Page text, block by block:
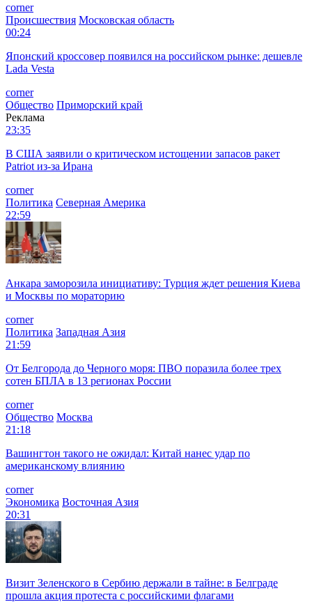
corner
Происшествия Московская область
00:24
Японский кроссовер появился на российском рынке: дешевле
Lada Vesta
corner
Общество Приморский край
Реклама
23:35
В США заявили о критическом истощении запасов ракет
Patriot из-за Ирана
corner
Политика Северная Америка
22:59
Анкара заморозила инициативу: Турция ждет решения Киева
и Москвы по мораторию
corner
Политика Западная Азия
21:59
От Белгорода до Черного моря: ПВО поразила более трех
сотен БПЛА в 13 регионах России
corner
Общество Москва
21:18
Вашингтон такого не ожидал: Китай нанес удар по
американскому влиянию
corner
Экономика Восточная Азия
20:31
Визит Зеленского в Сербию держали в тайне: в Белграде
прошла акция протеста с российскими флагами